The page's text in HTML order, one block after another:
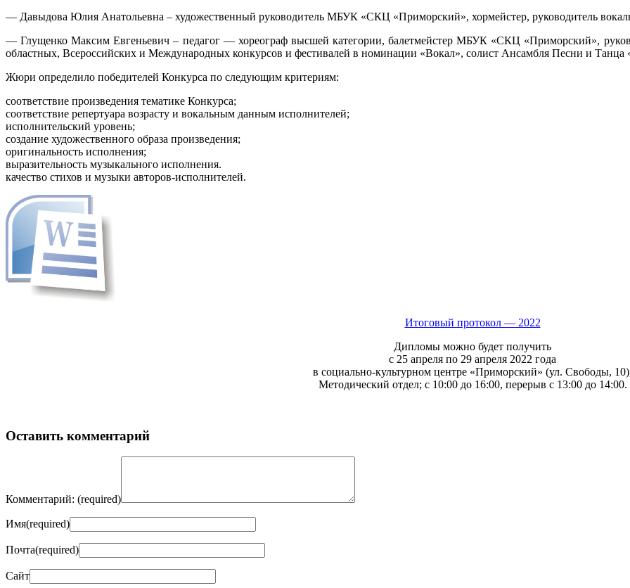
— Давыдова Юлия Анатольевна – художественный руководитель МБУК «СКЦ «Приморский», хормейстер, руководитель
— Глущенко Максим Евгеньевич – педагог — хореограф высшей категории, балетмейстер МБУК «СКЦ «Приморский»,
областных, Всероссийских и Международных конкурсов и фестивалей в номинации «Вокал», солист Ансамбля Песни и
Жюри определило победителей Конкурса по следующим критериям:
соответствие произведения тематике Конкурса;
соответствие репертуара возрасту и вокальным данным исполнителей;
исполнительский уровень;
создание художественного образа произведения;
оригинальность исполнения;
выразительность музыкального исполнения.
качество стихов и музыки авторов-исполнителей.
Итоговый протокол — 2022
Дипломы можно будет получить
с 25 апреля по 29 апреля 2022 года
в социально-культурном центре «Приморский» (ул. Свободы,
Методический отдел; с 10:00 до 16:00, перерыв с 13:00 до 14:00.
Оставить комментарий
Комментарий: (required)
Имя(required)
Почта(required)
Сайт